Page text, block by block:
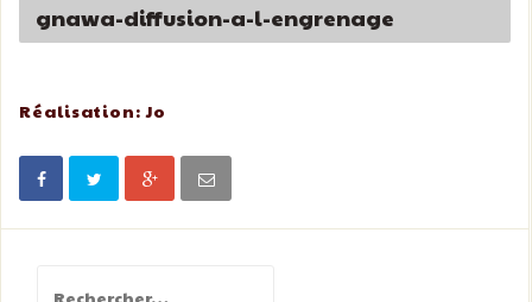
gnawa-diffusion-a-l-engrenage
Réalisation: Jo